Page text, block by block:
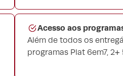
Acesso aos
Além de todos os
programas Plat 6em7, 2+